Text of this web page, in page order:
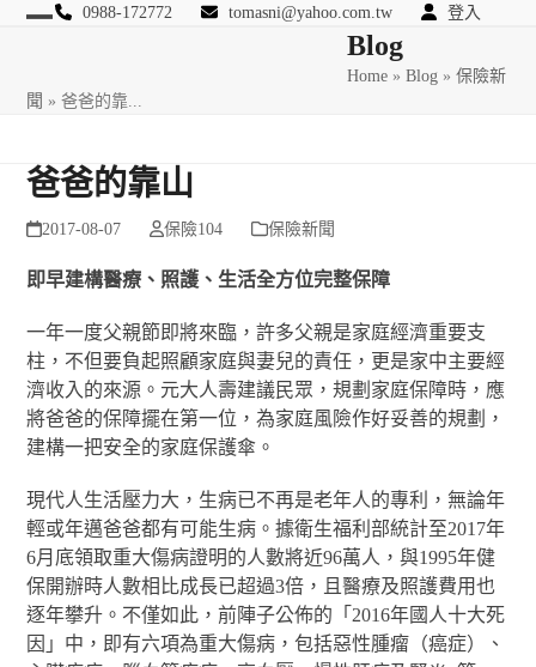
Skip
0988-172772 tomasni@yahoo.com.tw 登入
匯豐國際風險管理顧問Blog
Home »Blog »保險新
聞 »爸爸的靠...
爸爸的靠山
2017-08-07 保險104 保險新聞
即早建構醫療、照護、生活全方位完整保障
一年一度父親節即將來臨，許多父親是家庭經濟重要支
柱，不但要負起照顧家庭與妻兒的責任，更是家中主要經
濟收入的來源。元大人壽建議民眾，規劃家庭保障時，應
將爸爸的保障擺在第一位，為家庭風險作好妥善的規劃，
建構一把安全的家庭保護傘。
現代人生活壓力大，生病已不再是老年人的專利，無論年
輕或年邁爸爸都有可能生病。據衛生福利部統計至2017年
6月底領取重大傷病證明的人數將近96萬人，與1995年健
保開辦時人數相比成長已超過3倍，且醫療及照護費用也
逐年攀升。不僅如此，前陣子公佈的「2016年國人十大死
因」中，即有六項為重大傷病，包括惡性腫瘤（癌症）、